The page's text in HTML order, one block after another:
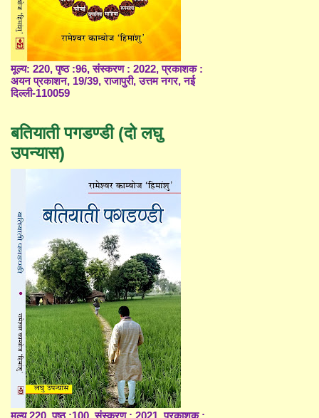
मूल्य: 220, पृष्ठ :96, संस्करण : 2022, प्रकाशक :
अयन प्रकाशन, 19/39, राजापुरी, उत्तम नगर, नई
दिल्ली-110059
बतियाती पगडण्डी (दो लघु
उपन्यास)